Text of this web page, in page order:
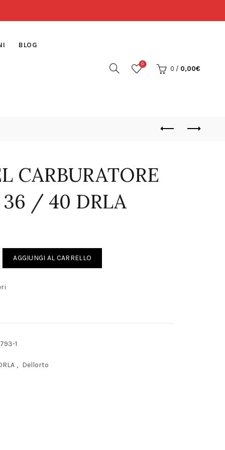
BLOG
0
0 / 0,00€
CARBURATORE
36 / 40 DRLA
AGGIUNGI AL CARRELLO
1
, Dellorto